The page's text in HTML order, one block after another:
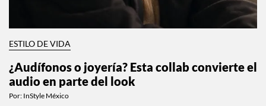
ESTILO DE VIDA
¿Audífonos o joyería? Esta collab convierte el
audio en parte del look
Por: InStyle México